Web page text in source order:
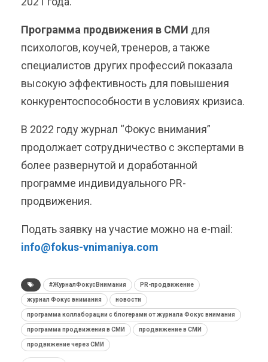
Программа продвижения в СМИ для
психологов, коучей, тренеров, а также
специалистов других профессий показала
высокую эффективность для повышения
конкурентоспособности в условиях кризиса.
В 2022 году журнал “Фокус внимания”
продолжает сотрудничество с экспертами в
более развернутой и доработанной
программе индивидуального PR-
продвижения.
Подать заявку на участие можно на e-mail:
info@fokus-vnimaniya.com
#ЖурналФокусВнимания PR-продвижение
журнал Фокус внимания новости
программа коллаборации с блогерами от журнала Фокус внимания
программа продвижения в СМИ продвижение в СМИ
продвижение через СМИ